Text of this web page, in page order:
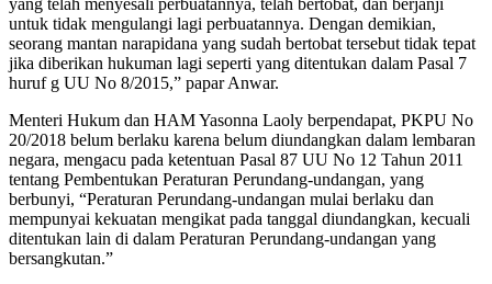
untuk tidak mengulangi lagi perbuatannya. Dengan demikian,
seorang mantan narapidana yang sudah bertobat tersebut tidak tepat
jika diberikan hukuman lagi seperti yang ditentukan dalam Pasal 7
huruf g UU No 8/2015,” papar Anwar.
Menteri Hukum dan HAM Yasonna Laoly berpendapat, PKPU No
20/2018 belum berlaku karena belum diundangkan dalam lembaran
negara, mengacu pada ketentuan Pasal 87 UU No 12 Tahun 2011
tentang Pembentukan Peraturan Perundang-undangan, yang
berbunyi, “Peraturan Perundang-undangan mulai berlaku dan
mempunyai kekuatan mengikat pada tanggal diundangkan, kecuali
ditentukan lain di dalam Peraturan Perundang-undangan yang
bersangkutan.”